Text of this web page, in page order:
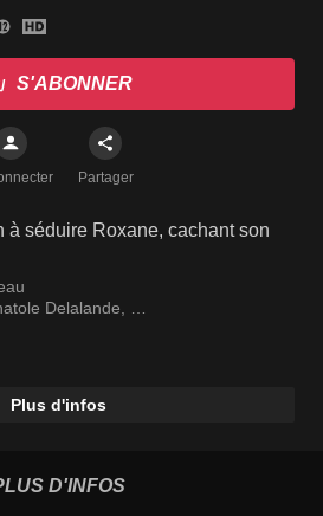
S'ABONNER
Partager
à séduire Roxane, cachant son
Delalande,
Plus d'infos
D'INFOS